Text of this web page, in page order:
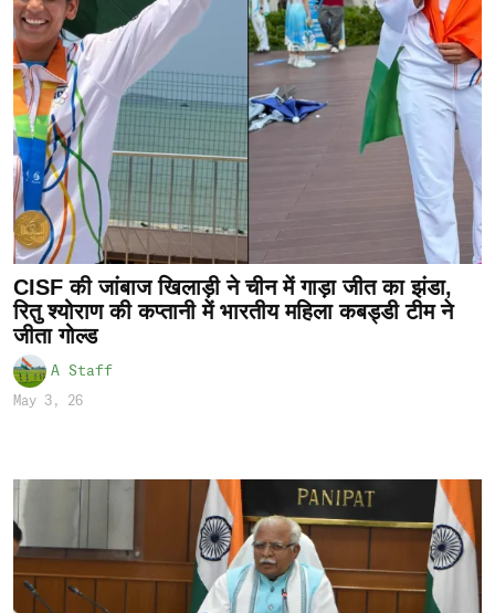
CISF की जांबाज खिलाड़ी ने चीन में गाड़ा जीत का झंडा,
रितु श्योराण की कप्तानी में भारतीय महिला कबड्डी टीम ने
जीता गोल्ड
A Staff
May 3, 26